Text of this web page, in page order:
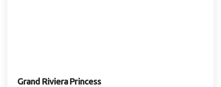
Grand Riviera Princess